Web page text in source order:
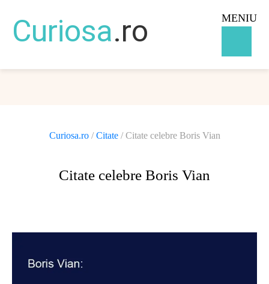
Curiosa.ro MENIU
Curiosa.ro/Citate/Citate celebre Boris Vian
Citate celebre Boris Vian